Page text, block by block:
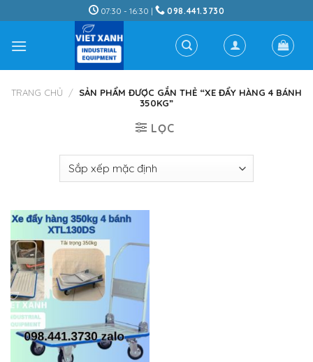
to
content
07:30 - 16:30 | 098.441.3730
TRANG CHỦ / SẢN PHẨM ĐƯỢC GẮN THẺ “XE ĐẨY HÀNG 4 BÁNH
350KG”
LỌC